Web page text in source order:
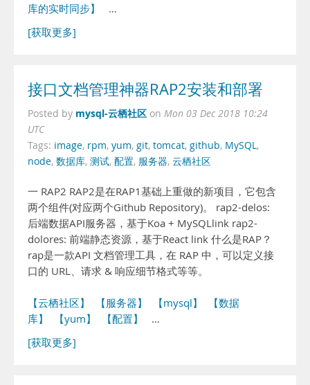
库的实时同步】
…
[获取更多]
接口文档管理神器RAP2安装和部署
Posted by mysql-云栖社区 on Mon 03 Dec 2018 10:24
UTC
Tags: image, rpm, yum, git, tomcat, github, MySQL,
node, 数据库, 测试, 配置, 服务器, 云栖社区
一 RAP2 RAP2是在RAP1基础上重做的新项目，它包含
两个组件(对应两个Github Repository)。 rap2-delos:
后端数据API服务器，基于Koa + MySQLlink rap2-
dolores: 前端静态资源，基于React link 什么是RAP？
rap是一款API 文档管理工具，在 RAP 中，可以定义接
口的 URL、请求 & 响应细节格式等等。
【云栖社区】 【服务器】 【mysql】
【数据
库】
【yum】 【配置】
…
[获取更多]